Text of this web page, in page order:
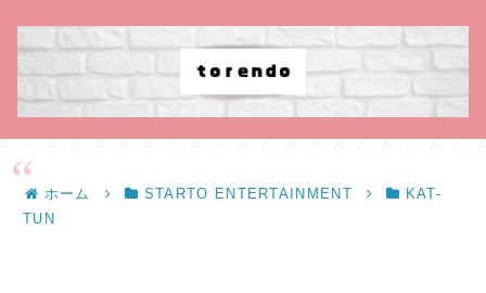
ホーム STARTO ENTERTAINMENT
KAT-
TUN